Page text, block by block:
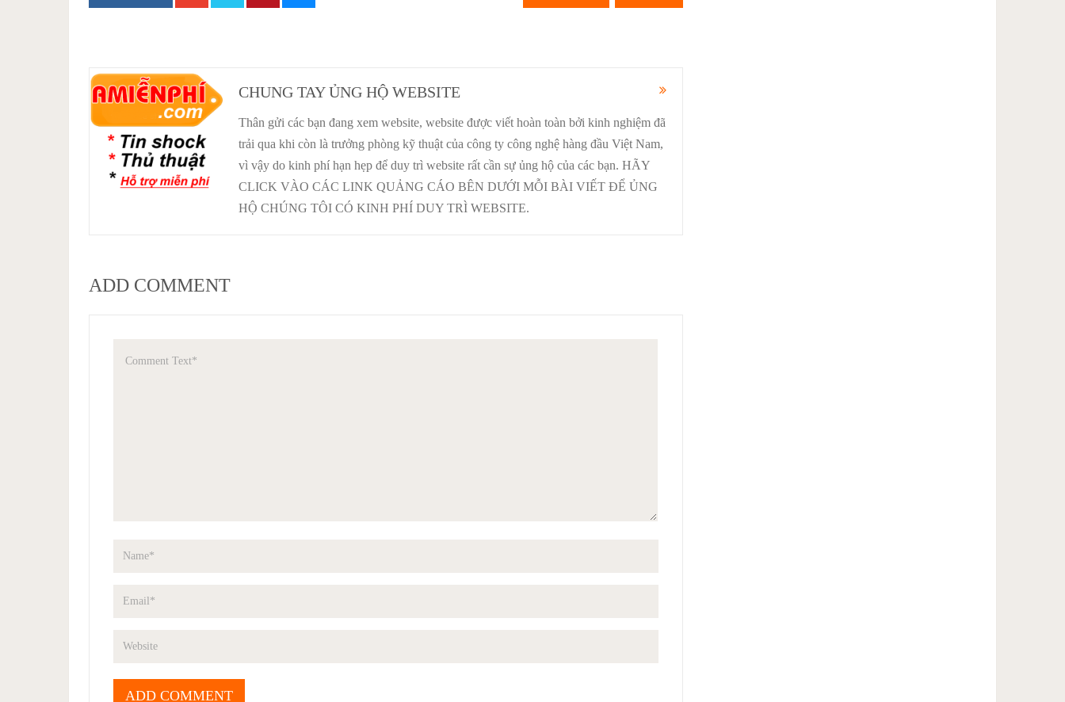
CHUNG TAY ỦNG HỘ WEBSITE
Thân gửi các bạn đang xem website, website được viết hoàn toàn bởi kinh nghiệm đã
trải qua khi còn là trưởng phòng kỹ thuật của công ty công nghệ hàng đầu Việt Nam,
vì vậy do kinh phí hạn hẹp để duy trì website rất cần sự ủng hộ của các bạn. HÃY
CLICK VÀO CÁC LINK QUẢNG CÁO BÊN DƯỚI MỖI BÀI VIẾT ĐỂ ỦNG
HỘ CHÚNG TÔI CÓ KINH PHÍ DUY TRÌ WEBSITE.
ADD COMMENT